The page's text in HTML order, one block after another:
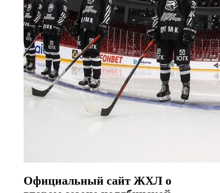
Официальный сайт ЖХЛ о